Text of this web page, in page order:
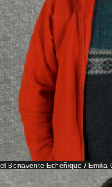
Benavente Echeñique / Emilia